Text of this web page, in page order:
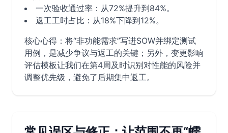
一次验收通过率：从72%提升到84%。
返工工时占比：从18%下降到12%。
核心心得：将“非功能需求”写进SOW并绑定测试
用例，是减少争议与返工的关键；另外，变更影响
评估模板让我们在第4周及时识别对性能的风险并
调整优先级，避免了后期集中返工。